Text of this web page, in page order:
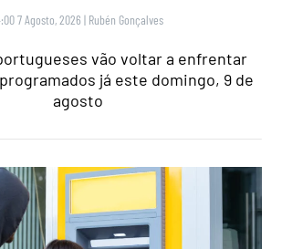
7 Agosto, 2026 | Rubén Gonçalves
vão voltar a enfrentar
já este domingo, 9 de
agosto